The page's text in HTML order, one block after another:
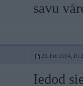
savu
23. Feb 2004,
Iedod